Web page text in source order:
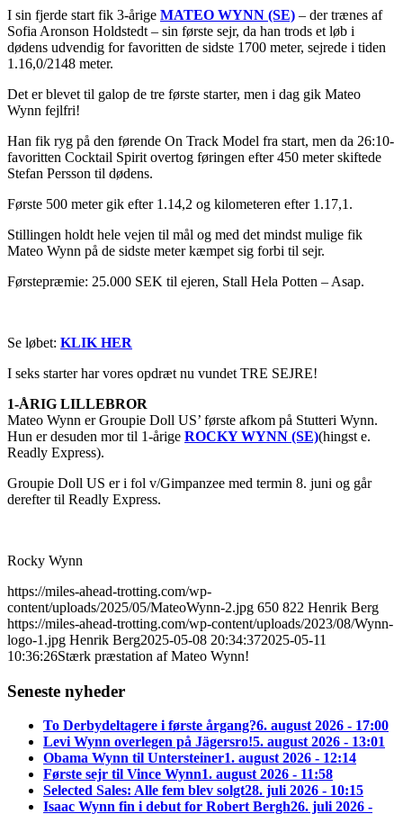
I sin fjerde start fik 3-årige MATEO WYNN (SE) – der trænes af
Sofia Aronson Holdstedt – sin første sejr, da han trods et løb i
dødens udvendig for favoritten de sidste 1700 meter, sejrede i tiden
1.16,0/2148 meter.
Det er blevet til galop de tre første starter, men i dag gik Mateo
Wynn fejlfri!
Han fik ryg på den førende On Track Model fra start, men da 26:10-
favoritten Cocktail Spirit overtog føringen efter 450 meter skiftede
Stefan Persson til dødens.
Første 500 meter gik efter 1.14,2 og kilometeren efter 1.17,1.
Stillingen holdt hele vejen til mål og med det mindst mulige fik
Mateo Wynn på de sidste meter kæmpet sig forbi til sejr.
Førstepræmie: 25.000 SEK til ejeren, Stall Hela Potten – Asap.
Se løbet: KLIK HER
I seks starter har vores opdræt nu vundet TRE SEJRE!
1-ÅRIG LILLEBROR
Mateo Wynn er Groupie Doll US’ første afkom på Stutteri Wynn.
Hun er desuden mor til 1-årige ROCKY WYNN (SE)(hingst e.
Readly Express).
Groupie Doll US er i fol v/Gimpanzee med termin 8. juni og går
derefter til Readly Express.
Rocky Wynn
https://miles-ahead-trotting.com/wp-
content/uploads/2025/05/MateoWynn-2.jpg 650 822 Henrik Berg
https://miles-ahead-trotting.com/wp-content/uploads/2023/08/Wynn-
logo-1.jpg Henrik Berg2025-05-08 20:34:372025-05-11
10:36:26Stærk præstation af Mateo Wynn!
Seneste nyheder
To Derbydeltagere i første årgang?6. august 2026 - 17:00
Levi Wynn overlegen på Jägersro!5. august 2026 - 13:01
Obama Wynn til Untersteiner1. august 2026 - 12:14
Første sejr til Vince Wynn1. august 2026 - 11:58
Selected Sales: Alle fem blev solgt28. juli 2026 - 10:15
Isaac Wynn fin i debut for Robert Bergh26. juli 2026 -